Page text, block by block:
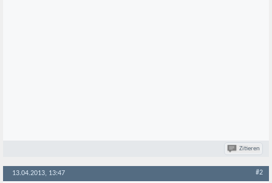
Zitieren
13.04.2013, 13:47 #2